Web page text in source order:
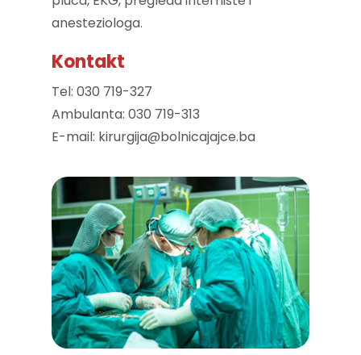
anesteziologa.
Kontakt
Tel: 030 719-327
Ambulanta: 030 719-313
E-mail: kirurgija@bolnicajajce.ba